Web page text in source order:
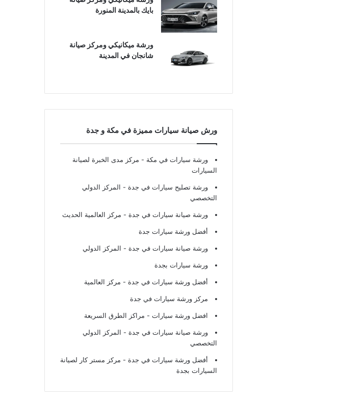
بايك بالمدينة المنورة
ورشة ميكانيكي ومركز صيانة
شانجان في المدينة
ورش صيانة سيارات مميزة في مكة و جدة
ورشة سيارات في مكة - مركز مدى الخبرة لصيانة
السيارات
ورشة تصليح سيارات في جدة - المركز الدولي
التخصصي
ورشة صيانة سيارات في جدة - مركز العالمية الحديث
أفضل ورشة سيارات جدة
ورشة صيانة سيارات في جدة - المركز الدولي
ورشة سيارات بجدة
أفضل ورشة سيارات في جدة - مركز العالمية
مركز ورشة سيارات في جدة
افضل ورشة سيارات - مراكز الطرق السريعة
ورشة صيانة سيارات في جدة - المركز الدولي
التخصصي
أفضل ورشة سيارات في جدة - مركز مستر كار لصيانة
السيارات بجدة